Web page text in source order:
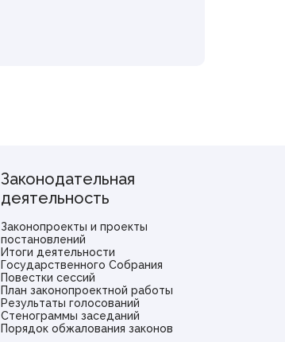
Законодательная
деятельность
Законопроекты и проекты
постановлений
Итоги деятельности
Государственного Собрания
Повестки сессий
План законопроектной работы
Результаты голосований
Стенограммы заседаний
Порядок обжалования законов